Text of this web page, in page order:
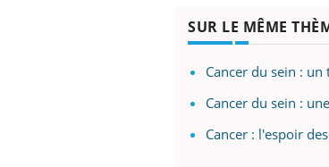
SUR LE MÊME
Cancer du sein :
Cancer du sein :
Cancer : l'espoir